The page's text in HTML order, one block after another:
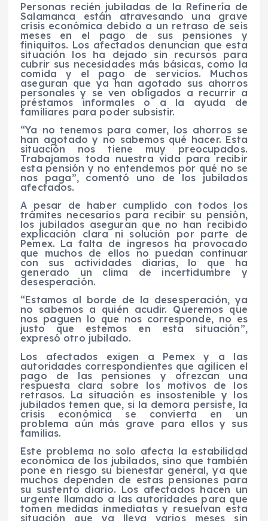
Personas recién jubiladas de la Refinería de
Salamanca están atravesando una grave
crisis económica debido a un retraso de seis
meses en el pago de sus pensiones y
finiquitos. Los afectados denuncian que esta
situación los ha dejado sin recursos para
cubrir sus necesidades más básicas, como la
comida y el pago de servicios. Muchos
aseguran que ya han agotado sus ahorros
personales y se ven obligados a recurrir a
préstamos informales o a la ayuda de
familiares para poder subsistir.
“Ya no tenemos para comer, los ahorros se
han agotado y no sabemos qué hacer. Esta
situación nos tiene muy preocupados.
Trabajamos toda nuestra vida para recibir
esta pensión y no entendemos por qué no se
nos paga”, comentó uno de los jubilados
afectados.
A pesar de haber cumplido con todos los
trámites necesarios para recibir su pensión,
los jubilados aseguran que no han recibido
explicación clara ni solución por parte de
Pemex. La falta de ingresos ha provocado
que muchos de ellos no puedan continuar
con sus actividades diarias, lo que ha
generado un clima de incertidumbre y
desesperación.
“Estamos al borde de la desesperación, ya
no sabemos a quién acudir. Queremos que
nos paguen lo que nos corresponde, no es
justo que estemos en esta situación”,
expresó otro jubilado.
Los afectados exigen a Pemex y a las
autoridades correspondientes que agilicen el
pago de las pensiones y ofrezcan una
respuesta clara sobre los motivos de los
retrasos. La situación es insostenible y los
jubilados temen que, si la demora persiste, la
crisis económica se convierta en un
problema aún más grave para ellos y sus
familias.
Este problema no solo afecta la estabilidad
económica de los jubilados, sino que también
pone en riesgo su bienestar general, ya que
muchos dependen de estas pensiones para
su sustento diario. Los afectados hacen un
urgente llamado a las autoridades para que
tomen medidas inmediatas y resuelvan esta
situación que ya lleva varios meses sin